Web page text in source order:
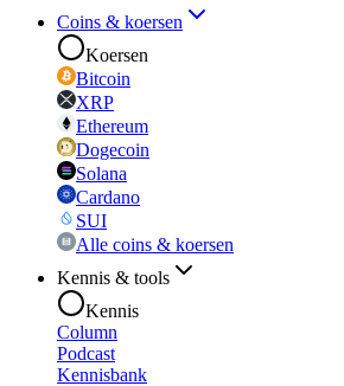
Coins & koersen
Koersen
Bitcoin
XRP
Ethereum
Dogecoin
Solana
Cardano
SUI
Alle coins & koersen
Kennis & tools
Kennis
Column
Podcast
Kennisbank